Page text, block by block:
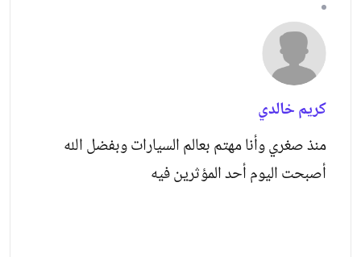
كريم خالدي
منذ صغري وأنا مهتم بعالم السيارات وبفضل الله
أصبحت اليوم أحد المؤثرين فيه